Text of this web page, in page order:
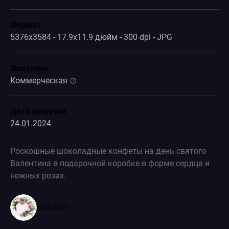
Формат
5376x3584 - 17.9x11.9 дюйм - 300 dpi - JPG
Лицензия
Коммерческая
Дата загрузки
24.01.2024
Роскошные шоколадные конфеты на день святого
Валентина в подарочной коробке в форме сердца и
нежных розах.
colnihko